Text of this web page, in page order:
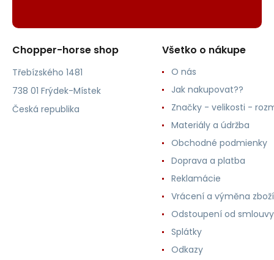
Chopper-horse shop
Třebízského 1481
738 01 Frýdek-Místek
Česká republika
Všetko o nákupe
O nás
Jak nakupovat??
Značky - velikosti -
Materiály a údržba
Obchodné podmienky
Doprava a platba
Reklamácie
Vrácení a výměna zboží
Odstoupení od smlouvy
Splátky
Odkazy